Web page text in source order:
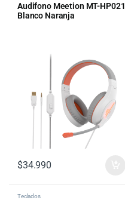
Audifono Meetion MT-HP021
Blanco Naranja
$34.990
Teclados